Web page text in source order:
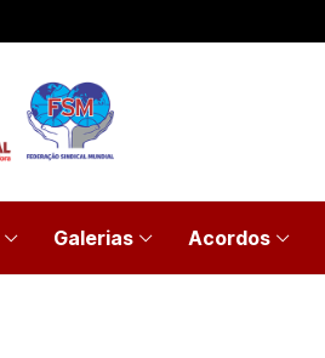
Galerias Acordos